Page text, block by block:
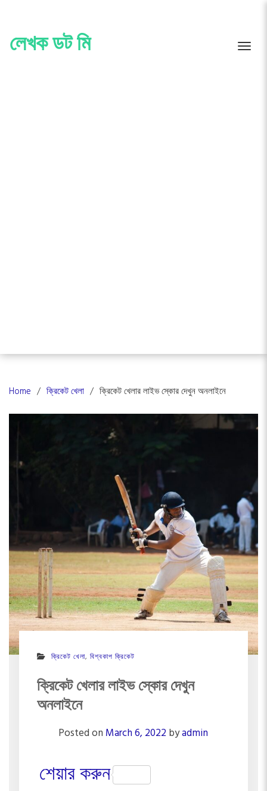
content
লেখক ডট মি
Home ক্রিকেট খেলা ক্রিকেট খেলার লাইভ স্কোর দেখুন অনলাইনে
ক্রিকেট খেলা, বিশ্বকাপ ক্রিকেট
ক্রিকেট খেলার লাইভ স্কোর দেখুন
অনলাইনে
Posted on March 6, 2022 byadmin
শেয়ার করুন